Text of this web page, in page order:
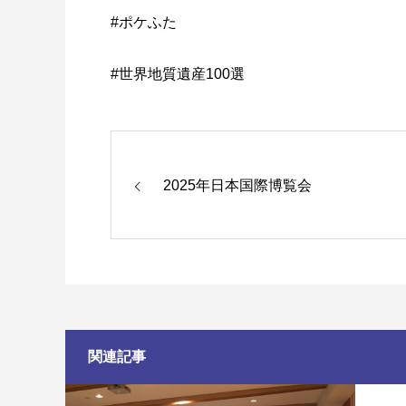
#ポケふた
#世界地質遺産100選
2025年日本国際博覧会
関連記事